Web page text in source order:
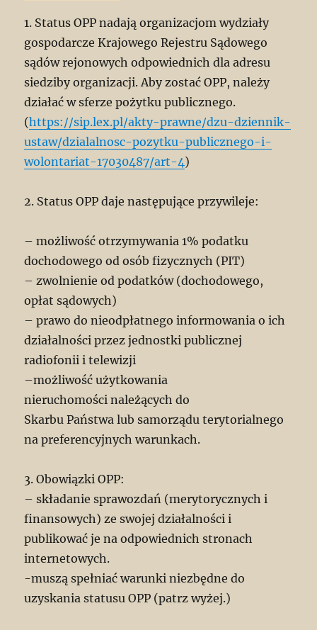
1. Status OPP nadają organizacjom wydziały
gospodarcze Krajowego Rejestru Sądowego
sądów rejonowych odpowiednich dla adresu
siedziby organizacji. Aby zostać OPP, należy
działać w sferze pożytku publicznego.
(https://sip.lex.pl/akty-prawne/dzu-dziennik-
ustaw/dzialalnosc-pozytku-publicznego-i-
wolontariat-17030487/art-4)
2. Status OPP daje następujące przywileje:
– możliwość otrzymywania 1% podatku
dochodowego od osób fizycznych (PIT)
– zwolnienie od podatków (dochodowego,
opłat sądowych)
– prawo do nieodpłatnego informowania o ich
działalności przez jednostki publicznej
radiofonii i telewizji
–możliwość użytkowania
nieruchomości należących do
Skarbu Państwa lub samorządu terytorialnego
na preferencyjnych warunkach.
3. Obowiązki OPP:
– składanie sprawozdań (merytorycznych i
finansowych) ze swojej działalności i
publikować je na odpowiednich stronach
internetowych.
-muszą spełniać warunki niezbędne do
uzyskania statusu OPP (patrz wyżej.)